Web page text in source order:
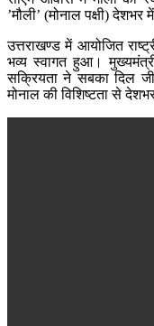
’मौली’ (मोनाल पक्षी) देशभर
उत्तराखण्ड में आयोजित
भव्य स्वागत हुआ।
सक्रियता ने सबका दिल
मोनाल की विशिष्टता से